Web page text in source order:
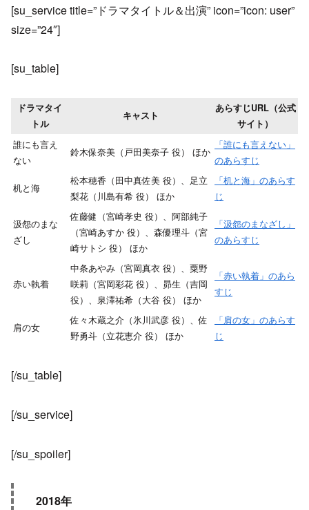
[su_service title=”ドラマタイトル＆出演” icon=”icon: user”
size=”24″]
[su_table]
ドラマタイ
トル
キャスト
あらすじURL（公式
サイト）
誰にも言え
ない
鈴木保奈美（戸田美奈子 役） ほか
「誰にも言えない」
のあらすじ
机と海
松本穂香（田中真佐美 役）、足立
梨花（川島有希 役） ほか
「机と海」のあらす
じ
汲怨のまな
ざし
佐藤健（宮崎孝史 役）、阿部純子
（宮崎あすか 役）、森優理斗（宮
崎サトシ 役） ほか
「汲怨のまなざし」
のあらすじ
赤い執着
中条あやみ（宮岡真衣 役）、粟野
咲莉（宮岡彩花 役）、昴生（吉岡
役）、泉澤祐希（大谷 役） ほか
「赤い執着」のあら
すじ
肩の女
佐々木蔵之介（氷川武彦 役）、佐
野勇斗（立花恵介 役） ほか
「肩の女」のあらす
じ
[/su_table]
[/su_service]
[/su_spoiler]
2018年